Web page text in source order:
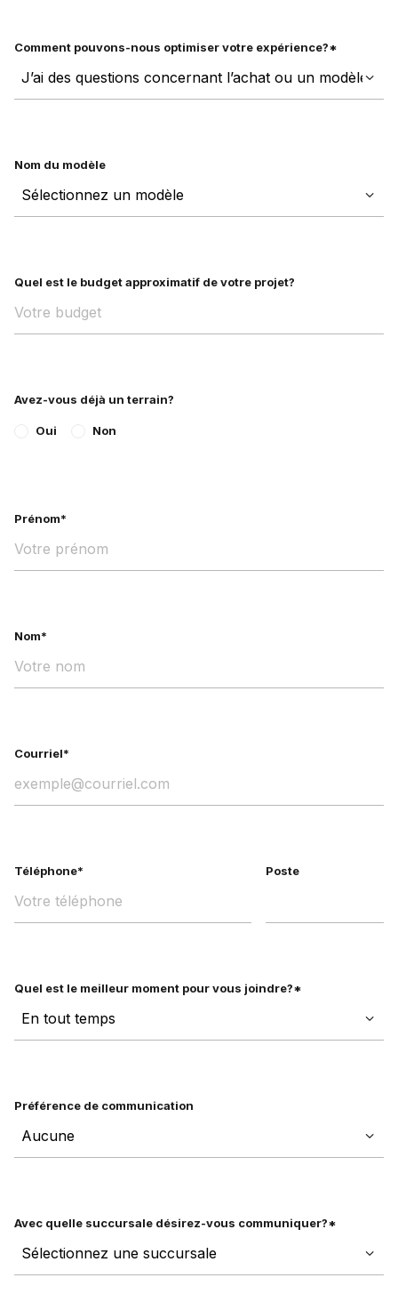
Comment pouvons-nous optimiser votre expérience?*
Nom du modèle
Quel est le budget approximatif de votre projet?
Avez-vous déjà un terrain?
Oui Non
Prénom*
Nom*
Courriel*
Téléphone* Poste
Quel est le meilleur moment pour vous joindre?*
Préférence de communication
Avec quelle succursale désirez-vous communiquer?*